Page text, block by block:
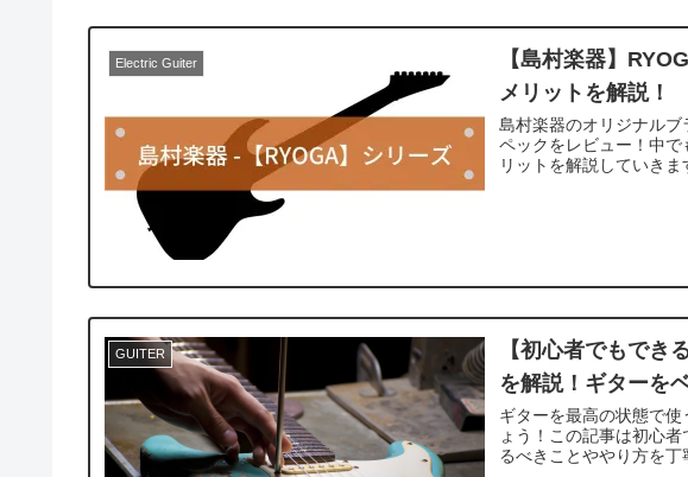
Electric Guiter
【島村楽器】
メリットを解説！
島村楽器のオリジナル
ペックをレビュー！中
リットを解説していきま
GUITER
【初心者でもでき
を解説！ギターを
ギターを最高の状態で
ょう！この記事は初心
るべきことややり方を丁